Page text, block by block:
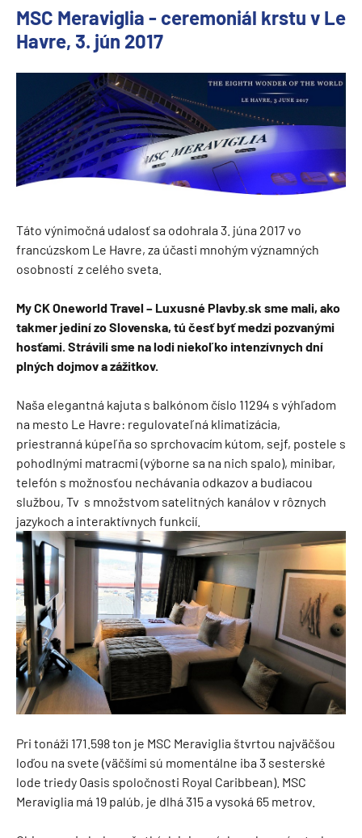
MSC Meraviglia - ceremoniál krstu v Le
Havre, 3. jún 2017
Táto výnimočná udalosť sa odohrala 3. júna 2017 vo
francúzskom Le Havre, za účasti mnohým významných
osobností z celého sveta.
My CK Oneworld Travel – Luxusné Plavby.sk sme mali, ako
takmer jediní zo Slovenska, tú česť byť medzi pozvanými
hosťami. Strávili sme na lodi niekoľko intenzívnych dní
plných dojmov a zážitkov.
Naša elegantná kajuta s balkónom číslo 11294 s výhľadom
na mesto Le Havre: regulovateľná klimatizácia,
priestranná kúpeľňa so sprchovacím kútom, sejf, postele s
pohodlnými matracmi (výborne sa na nich spalo), minibar,
telefón s možnosťou nechávania odkazov a budiacou
službou, Tv s množstvom satelitných kanálov v rôznych
jazykoch a interaktívnych funkcií.
Pri tonáži 171.598 ton je MSC Meraviglia štvrtou najväčšou
loďou na svete (väčšími sú momentálne iba 3 sesterské
lode triedy Oasis spoločnosti Royal Caribbean). MSC
Meraviglia má 19 palúb, je dlhá 315 a vysoká 65 metrov.